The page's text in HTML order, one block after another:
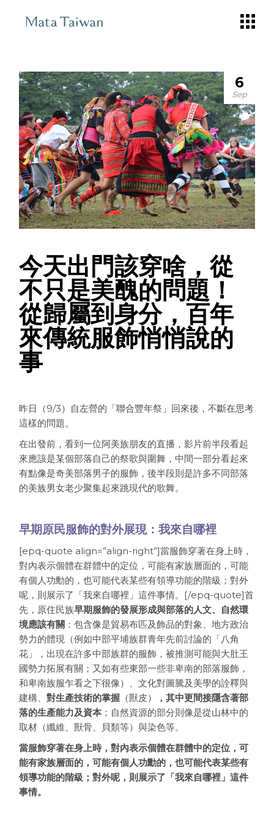
6
Sep
今天出門該穿啥，從
不只是美醜的問題！
從歸屬到身分，百年
來傳統服飾悄悄說的
事
昨日（9/3）自左營的「聯合豐年祭」回來後，不斷在思考
這樣的問題。
在出發前，看到一位阿美族朋友的直播，影片前半段看起
來應該是某個部落自己的祭歌與圍舞，中間一部分看起來
有點像是奇美部落男子的服飾，後半段則是許多不同部落
的美族男女老少聚集起來跳現代的歌舞。
早期原民服飾的對外展現：我來自哪裡
[epq-quote align=”align-right”]當服飾穿著在身上時，
對內表示個體在群體中的定位，可能有家族層面的，可能
有個人功勳的，也可能代表某些有領導功能的階級；對外
呢，則展示了「我來自哪裡」這件事情。[/epq-quote]首
先，原住民族早期服飾的發展形成與部落的人文、自然環
境應該有關 ：包含像是貿易布匹及飾品的對象、地方政治
勢力的體現（例如中部平埔族群青年先前討論的「八角
花」，出現在許多中部族群的服飾，被推測可能與大肚王
國勢力拓展有關；又如有些東部一些非卑南的部落服飾，
和卑南族服乍看之下很像）、文化對圖騰及美學的詮釋與
建構、對生產技術的掌握 （獸皮）
，其中更間接隱含著部
落的生產能力及資本；自然資源的部分則像是從山林中的
取材（纖維、獸骨、貝類等）與染色等。
當服飾穿著在身上時，對內表示個體在群體中的定位，可
能有家族層面的，可能有個人功勳的，也可能代表某些有
領導功能的階級；對外呢，則展示了「我來自哪裡」這件
事情。